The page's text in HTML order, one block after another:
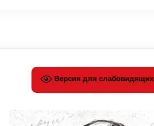
Версия для слабовидящих